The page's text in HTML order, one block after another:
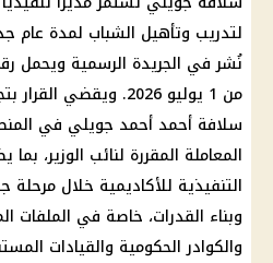
لتدريب وتأهيل الشباب لمدة عام
من 1 يوليو 2026. ويقضي
سلافة أحمد أحمد جويلي في
المعاملة المقررة لنائب الوزير، بما
التنفيذية للأكاديمية خلال مرحلة
وبناء القدرات، خاصة في الملفات
والكوادر الحكومية والقيادات